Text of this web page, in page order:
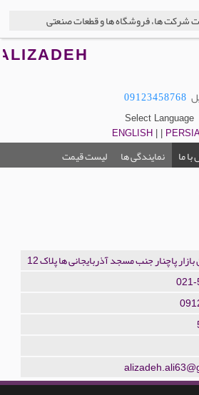
شرکت ها، فروشگاه ها و قطعات صنعتی
09123458768
Select Language
ENGLISH
ما نمایندگی ها
لیست قیمت
پاچنار جنب مسجد آذربایجانی ها پلاک 12
021-